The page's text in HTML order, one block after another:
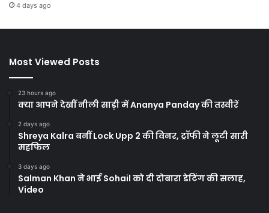
4 days ago
Most Viewed Posts
23 hours ago
क्या आपने देखीं नीली साड़ी में Ananya Panday की तस्वीरें
2 days ago
Shreya Kalra बनीं Lock Upp 2 की विनर, ट्रॉफी ने लूटी सारी
महफिल
3 days ago
Salman Khan ने भाई Sohail को दी दोबारा डेटिंग की सलाह,
Video